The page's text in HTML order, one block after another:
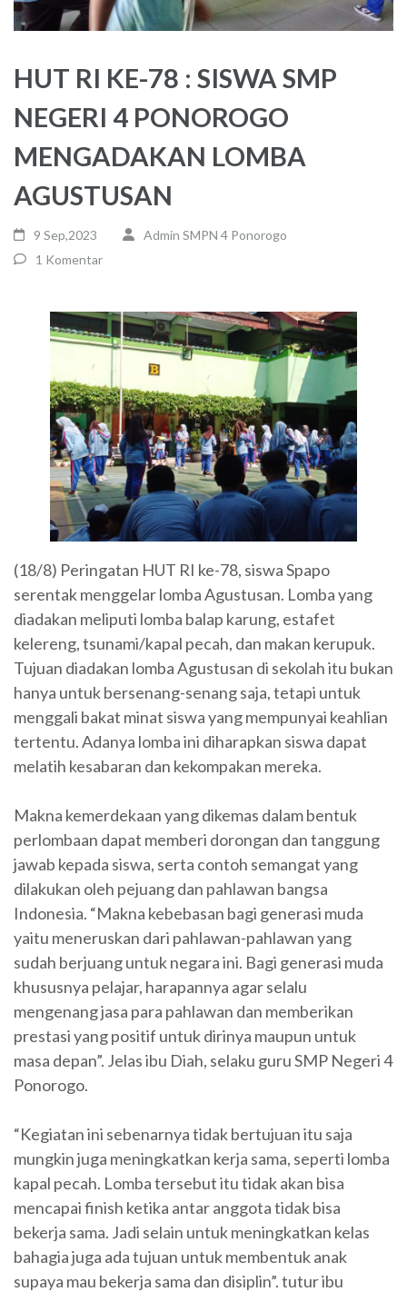
HUT RI KE-78 : SISWA SMP
NEGERI 4 PONOROGO
MENGADAKAN LOMBA
AGUSTUSAN
9 Sep,2023
Admin SMPN 4 Ponorogo
1 Komentar
(18/8) Peringatan HUT RI ke-78, siswa Spapo
serentak menggelar lomba Agustusan. Lomba yang
diadakan meliputi lomba balap karung, estafet
kelereng, tsunami/kapal pecah, dan makan kerupuk.
Tujuan diadakan lomba Agustusan di sekolah itu bukan
hanya untuk bersenang-senang saja, tetapi untuk
menggali bakat minat siswa yang mempunyai keahlian
tertentu. Adanya lomba ini diharapkan siswa dapat
melatih kesabaran dan kekompakan mereka.
Makna kemerdekaan yang dikemas dalam bentuk
perlombaan dapat memberi dorongan dan tanggung
jawab kepada siswa, serta contoh semangat yang
dilakukan oleh pejuang dan pahlawan bangsa
Indonesia. “Makna kebebasan bagi generasi muda
yaitu meneruskan dari pahlawan-pahlawan yang
sudah berjuang untuk negara ini. Bagi generasi muda
khususnya pelajar, harapannya agar selalu
mengenang jasa para pahlawan dan memberikan
prestasi yang positif untuk dirinya maupun untuk
masa depan”. Jelas ibu Diah, selaku guru SMP Negeri 4
Ponorogo.
“Kegiatan ini sebenarnya tidak bertujuan itu saja
mungkin juga meningkatkan kerja sama, seperti lomba
kapal pecah. Lomba tersebut itu tidak akan bisa
mencapai finish ketika antar anggota tidak bisa
bekerja sama. Jadi selain untuk meningkatkan kelas
bahagia juga ada tujuan untuk membentuk anak
supaya mau bekerja sama dan disiplin”. tutur ibu